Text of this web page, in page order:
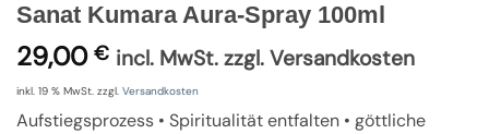
Sanat Kumara Aura-Spray 100ml
29,00 € incl. MwSt. zzgl. Versandkosten
inkl. 19 % MwSt. zzgl. Versandkosten
Aufstiegsprozess • Spiritualität entfalten • göttliche